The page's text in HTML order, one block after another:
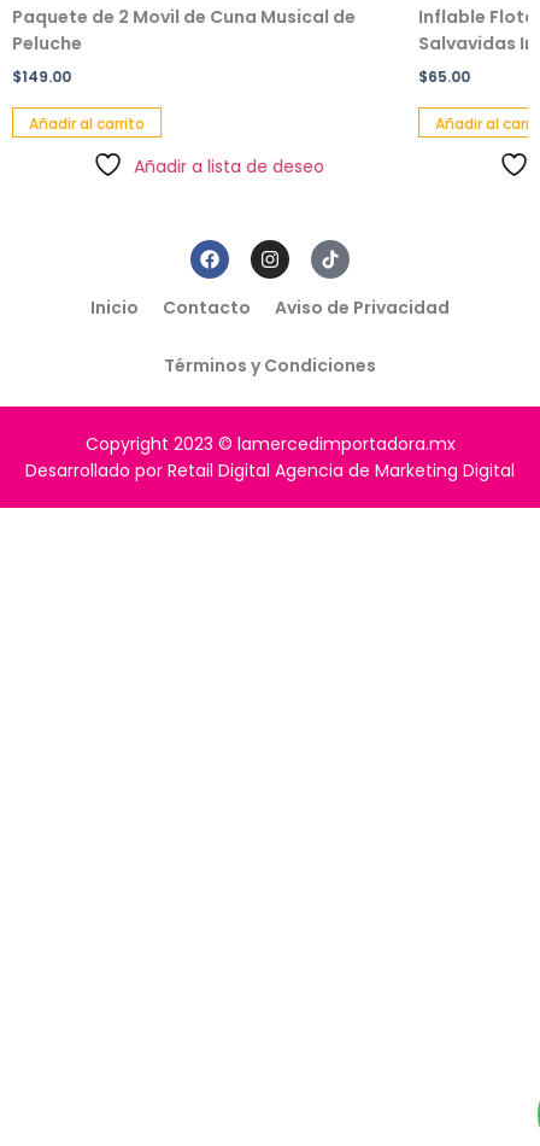
Paquete de 2 Movil de Cuna Musical de
Peluche
$149.00
Añadir al carrito
Añadir a lista de deseo
Inflable
Salvavidas
$65.00
Añadir al
Inicio Contacto Aviso de Privacidad
Términos y Condiciones
Copyright 2023 © lamercedimportadora.mx
Desarrollado por Retail Digital Agencia de Marketing Digital